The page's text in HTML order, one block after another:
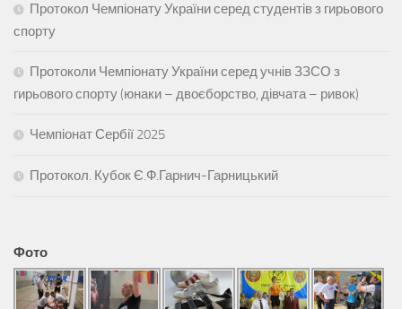
Протокол Чемпіонату України серед студентів з гирьового
спорту
Протоколи Чемпіонату України серед учнів ЗЗСО з
гирьового спорту (юнаки – двоєборство, дівчата – ривок)
Чемпіонат Сербії 2025
Протокол. Кубок Є.Ф.Гарнич-Гарницький
Фото